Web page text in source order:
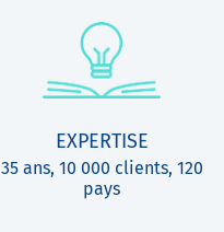
EXPERTISE
35 ans, 10 000 clients, 120
pays